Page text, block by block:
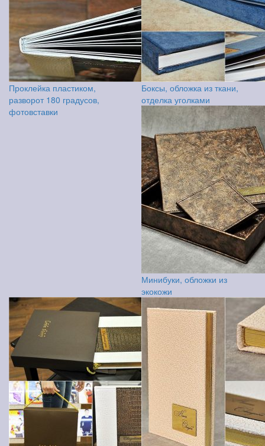
Проклейка пластиком,
разворот 180 градусов,
фотовставки
Боксы, обложка из ткани,
отделка уголками
Минибуки, обложки из
экокожи